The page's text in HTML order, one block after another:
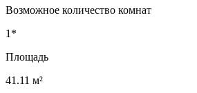
Возможное количество комнат
1*
Площадь
41.11 м²